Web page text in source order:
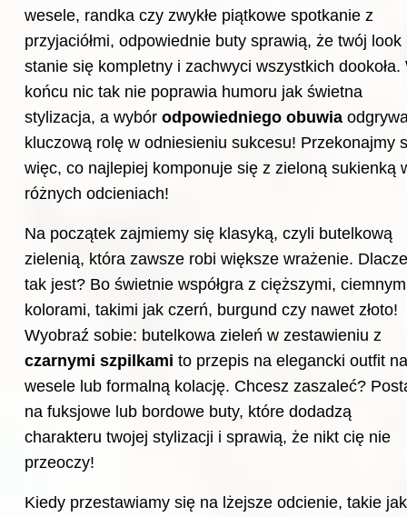
wesele, randka czy zwykłe piątkowe spotkanie z
przyjaciółmi, odpowiednie buty sprawią, że twój look
stanie się kompletny i zachwyci wszystkich dookoła.
końcu nic tak nie poprawia humoru jak świetna
stylizacja, a wybór odpowiedniego obuwia
kluczową rolę w odniesieniu sukcesu! Przekonajmy
więc, co najlepiej komponuje się z zieloną sukienką
różnych odcieniach!
Na początek zajmiemy się klasyką, czyli butelkową
zielenią, która zawsze robi większe wrażenie.
tak jest? Bo świetnie współgra z cięższymi,
kolorami, takimi jak czerń, burgund czy nawet złoto!
Wyobraź sobie: butelkowa zieleń w zestawieniu z
czarnymi szpilkami to przepis na elegancki outfit na
wesele lub formalną kolację. Chcesz zaszaleć?
na fuksjowe lub bordowe buty, które dodadzą
charakteru twojej stylizacji i sprawią, że nikt cię nie
przeoczy!
Kiedy przestawiamy się na lżejsze odcienie, takie jak